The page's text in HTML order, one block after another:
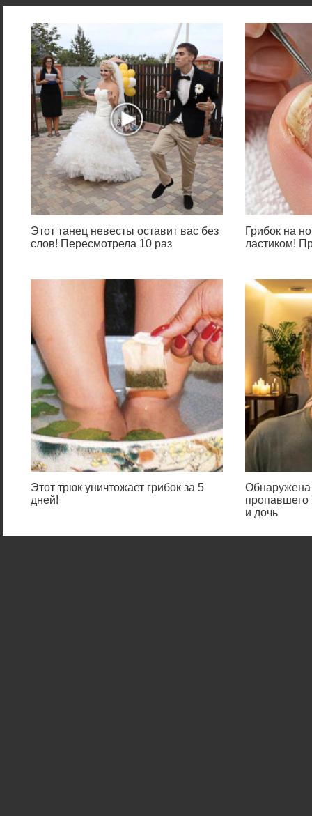
Этот танец невесты оставит вас без
слов! Пересмотрела 10 раз
Грибок на
ластиком!
Этот трюк уничтожает грибок за 5
дней!
Обнаружена
пропавшего
и дочь